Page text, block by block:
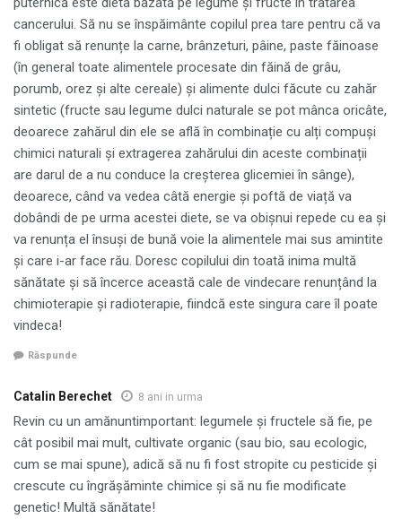
cancerului. Să nu se înspăimânte copilul prea tare pentru că va
fi obligat să renunțe la carne, brânzeturi, pâine, paste făinoase
(în general toate alimentele procesate din făină de grâu,
porumb, orez și alte cereale) și alimente dulci făcute cu zahăr
sintetic (fructe sau legume dulci naturale se pot mânca oricâte,
deoarece zahărul din ele se află în combinație cu alți compuși
chimici naturali și extragerea zahărului din aceste combinații
are darul de a nu conduce la creșterea glicemiei în sânge),
deoarece, când va vedea câtă energie și poftă de viață va
dobândi de pe urma acestei diete, se va obișnui repede cu ea și
va renunța el însuși de bună voie la alimentele mai sus amintite
și care i-ar face rău. Doresc copilului din toată inima multă
sănătate și să încerce această cale de vindecare renunțând la
chimioterapie și radioterapie, fiindcă este singura care îl poate
vindeca!
Răspunde
Catalin Berechet 8 ani in urma
Revin cu un amănuntimportant: legumele și fructele să fie, pe
cât posibil mai mult, cultivate organic (sau bio, sau ecologic,
cum se mai spune), adică să nu fi fost stropite cu pesticide și
crescute cu îngrășăminte chimice și să nu fie modificate
genetic! Multă sănătate!